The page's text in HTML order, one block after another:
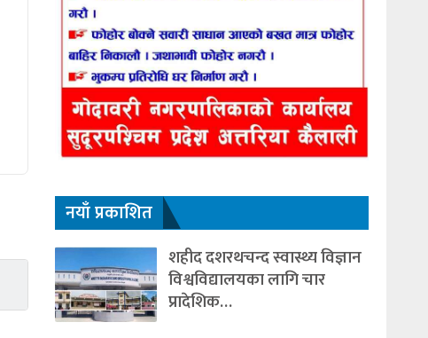
नयाँ प्रकाशित
शहीद दशरथचन्द स्वास्थ्य विज्ञान
विश्वविद्यालयका लागि चार
प्रादेशिक…